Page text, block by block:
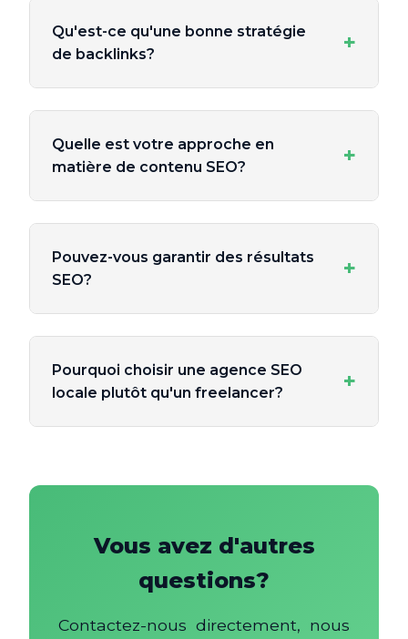
Qu'est-ce qu'une bonne stratégie
de backlinks?
+
Quelle est votre approche en
matière de contenu SEO?
+
Pouvez-vous garantir des résultats
SEO?
+
Pourquoi choisir une agence SEO
locale plutôt qu'un freelancer?
+
Vous avez d'autres
questions?
Contactez-nous directement, nous